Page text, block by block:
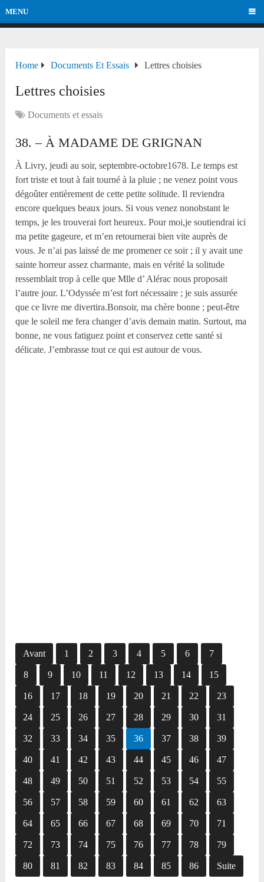
MENU
Home Documents Et Essais Lettres choisies
Lettres choisies
Documents et essais
38. – À MADAME DE GRIGNAN
À Livry, jeudi au soir, septembre-octobre1678. Le temps est
fort triste et tout à fait tourné à la pluie ; ne venez point vous
dégoûter entièrement de cette petite solitude. Il reviendra
encore quelques beaux jours. Si vous venez nonobstant le
temps, je les trouverai fort heureux. Pour moi,je soutiendrai ici
ma petite gageure, et m’en retournerai bien vite auprès de
vous. Je n’ai pas laissé de me promener ce soir ; il y avait une
sainte horreur assez charmante, mais en vérité la solitude
ressemblait trop à celle que Mlle d’ Alérac nous proposait
l’autre jour. L’Odyssée m’est fort nécessaire ; je suis assurée
que ce livre me divertira.Bonsoir, ma chère bonne ; peut-être
que le soleil me fera changer d’avis demain matin. Surtout, ma
bonne, ne vous fatiguez point et conservez cette santé si
délicate. J’embrasse tout ce qui est autour de vous.
Avant 1 2 3 4 5 6 7
8 9 10 11 12 13 14 15
16 17 18 19 20 21 22 23
24 25 26 27 28 29 30 31
32 33 34 35 36 37 38 39
40 41 42 43 44 45 46 47
48 49 50 51 52 53 54 55
56 57 58 59 60 61 62 63
64 65 66 67 68 69 70 71
72 73 74 75 76 77 78 79
80 81 82 83 84 85 86 Suite